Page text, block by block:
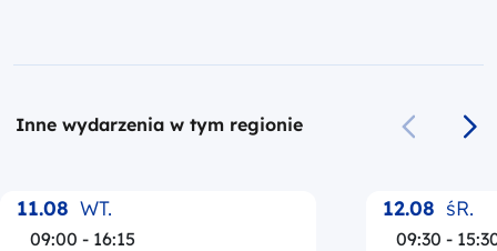
Inne wydarzenia w tym regionie
Poprzedni
11.08 WT.
09:00 - 16:15
12.08 śR.
09:30 -